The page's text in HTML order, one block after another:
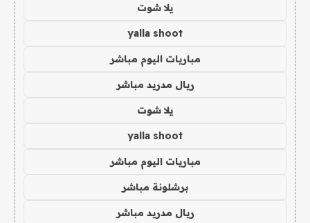
يلا شوت
yalla shoot
مباريات اليوم مباشر
ريال مدريد مباشر
يلا شوت
yalla shoot
مباريات اليوم مباشر
برشلونة مباشر
ريال مدريد مباشر